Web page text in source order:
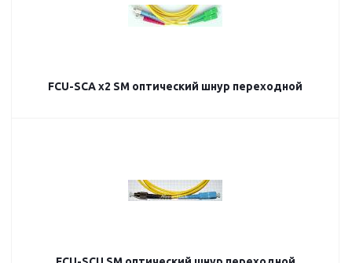
FCU-SCA х2 SM оптический шнур переходной